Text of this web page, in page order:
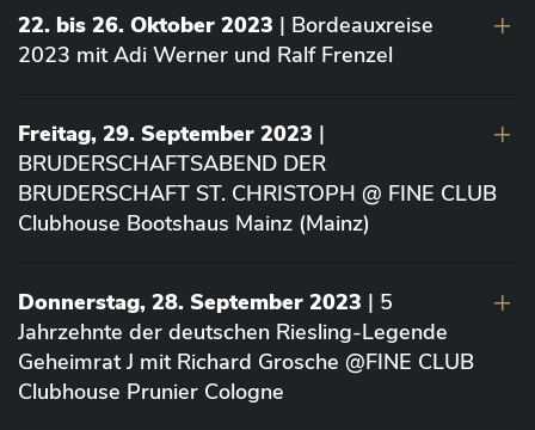
22. bis 26. Oktober 2023 | Bordeauxreise
2023 mit Adi Werner und Ralf Frenzel
Freitag, 29. September 2023 |
BRUDERSCHAFTSABEND DER
BRUDERSCHAFT ST. CHRISTOPH @ FINE CLUB
Clubhouse Bootshaus Mainz (Mainz)
Donnerstag, 28. September 2023 | 5
Jahrzehnte der deutschen Riesling-Legende
Geheimrat J mit Richard Grosche @FINE CLUB
Clubhouse Prunier Cologne